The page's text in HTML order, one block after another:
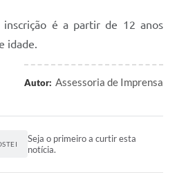
é a partir de 12 anos
idade.
Autor: Assessoria de Imprensa
Seja o primeiro a curtir esta
notícia.